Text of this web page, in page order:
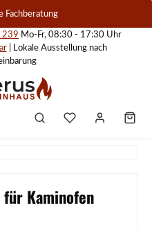
Fachberatung
239 Mo-Fr, 08:30 - 17:30 Uhr
| Lokale Ausstellung nach
Kaminofen